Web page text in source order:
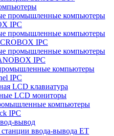
промышленные компьютеры
IPC
промышленные компьютеры
IPC
промышленные компьютеры
IPC
компьютеры
IPC
LCD клавиатура
LCD мониторы
компьютеры
IPC
вывод
ввода-вывода ET